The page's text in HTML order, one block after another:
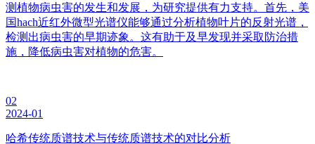
测植物病虫害的发生和发展，为研究提供有力支持。首先，美
国hach近红外微型光谱仪能够通过分析植物叶片的反射光谱，
检测出病虫害的早期迹象。这有助于及早发现并采取防治措
施，降低病虫害对植物的危害。
02
2024-01
哈希传统质谱技术与传统质谱技术的对比分析